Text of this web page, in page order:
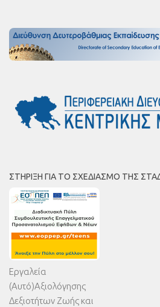
ΣΤΉΡΙΞΗ ΓΙΑ ΤΟ ΣΧΕΔΙΑΣΜΌ ΤΗΣ
Εργαλεία
(Αυτό)Αξιολόγησης
Δεξιοτήτων Ζωής και